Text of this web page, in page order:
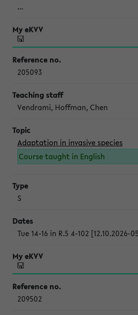
...
205093
Vendrami, Hoffman, Chen
Adaptation in invasive species
Course taught in English
S
Tue 14-16 in R.5 4-102 [12.10.2026-
209502